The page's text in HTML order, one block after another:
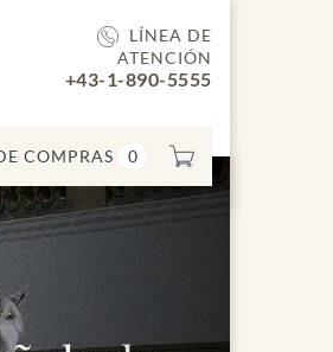
LÍNEA DE
ATENCIÓN
+43-1-890-5555
COMPRAS 0